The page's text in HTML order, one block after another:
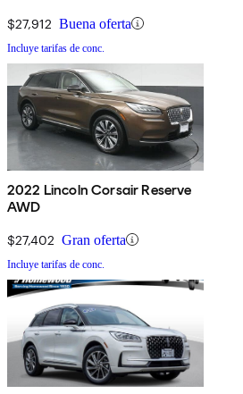
$27,912 Buena oferta
Incluye tarifas de conc.
2022 Lincoln Corsair Reserve
AWD
$27,402 Gran oferta
Incluye tarifas de conc.